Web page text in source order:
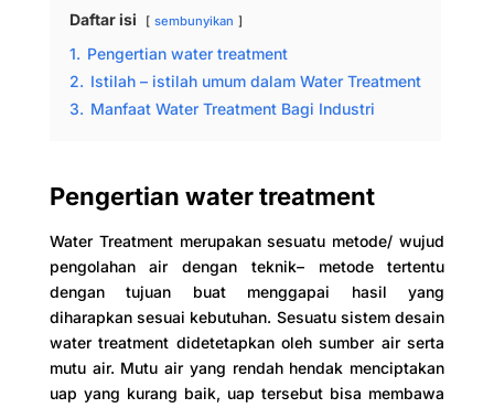
Daftar isi sembunyikan
1. Pengertian water treatment
2. Istilah – istilah umum dalam Water Treatment
3. Manfaat Water Treatment Bagi Industri
Pengertian water treatment
Water Treatment merupakan sesuatu metode/ wujud
pengolahan air dengan teknik– metode tertentu
dengan tujuan buat menggapai hasil yang
diharapkan sesuai kebutuhan. Sesuatu sistem desain
water treatment didetetapkan oleh sumber air serta
mutu air. Mutu air yang rendah hendak menciptakan
uap yang kurang baik, uap tersebut bisa membawa